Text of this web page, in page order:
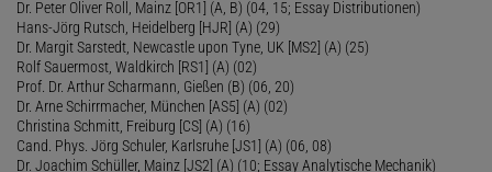
Dr. Peter Oliver Roll, Mainz [OR1] (A, B) (04, 15; Essay Distributionen)
Hans-Jörg Rutsch, Heidelberg [HJR] (A) (29)
Dr. Margit Sarstedt, Newcastle upon Tyne, UK [MS2] (A) (25)
Rolf Sauermost, Waldkirch [RS1] (A) (02)
Prof. Dr. Arthur Scharmann, Gießen (B) (06, 20)
Dr. Arne Schirrmacher, München [AS5] (A) (02)
Christina Schmitt, Freiburg [CS] (A) (16)
Cand. Phys. Jörg Schuler, Karlsruhe [JS1] (A) (06, 08)
Dr. Joachim Schüller, Mainz [JS2] (A) (10; Essay Analytische Mechanik)